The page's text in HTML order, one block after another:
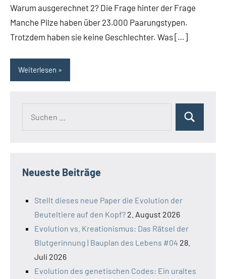
Warum ausgerechnet 2? Die Frage hinter der Frage
Manche Pilze haben über 23.000 Paarungstypen.
Trotzdem haben sie keine Geschlechter. Was […]
Weiterlesen
Suchen
Neueste Beiträge
Stellt dieses neue Paper die Evolution der
Beuteltiere auf den Kopf? 2. August 2026
Evolution vs. Kreationismus: Das Rätsel der
Blutgerinnung | Bauplan des Lebens #04 28.
Juli 2026
Evolution des genetischen Codes: Ein uraltes